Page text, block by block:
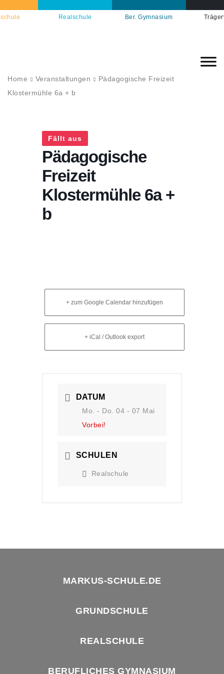
Realschule Ber. Gymnasium
Home Veranstaltungen
Pädagogische Freizeit
Klostermühle 6a + b
Fällt aus
Pädagogische
Freizeit
Klostermühle 6a +
b
+ zum Google Calendar hinzufügen
+ iCal / Outlook export
DATUM
Mo. - Do. 04 - 07 Mai
Vorbei!
SCHULEN
Realschule
MARKUS-SCHULE.DE
GRUNDSCHULE
REALSCHULE
BERUFLICHES GYMNASIUM